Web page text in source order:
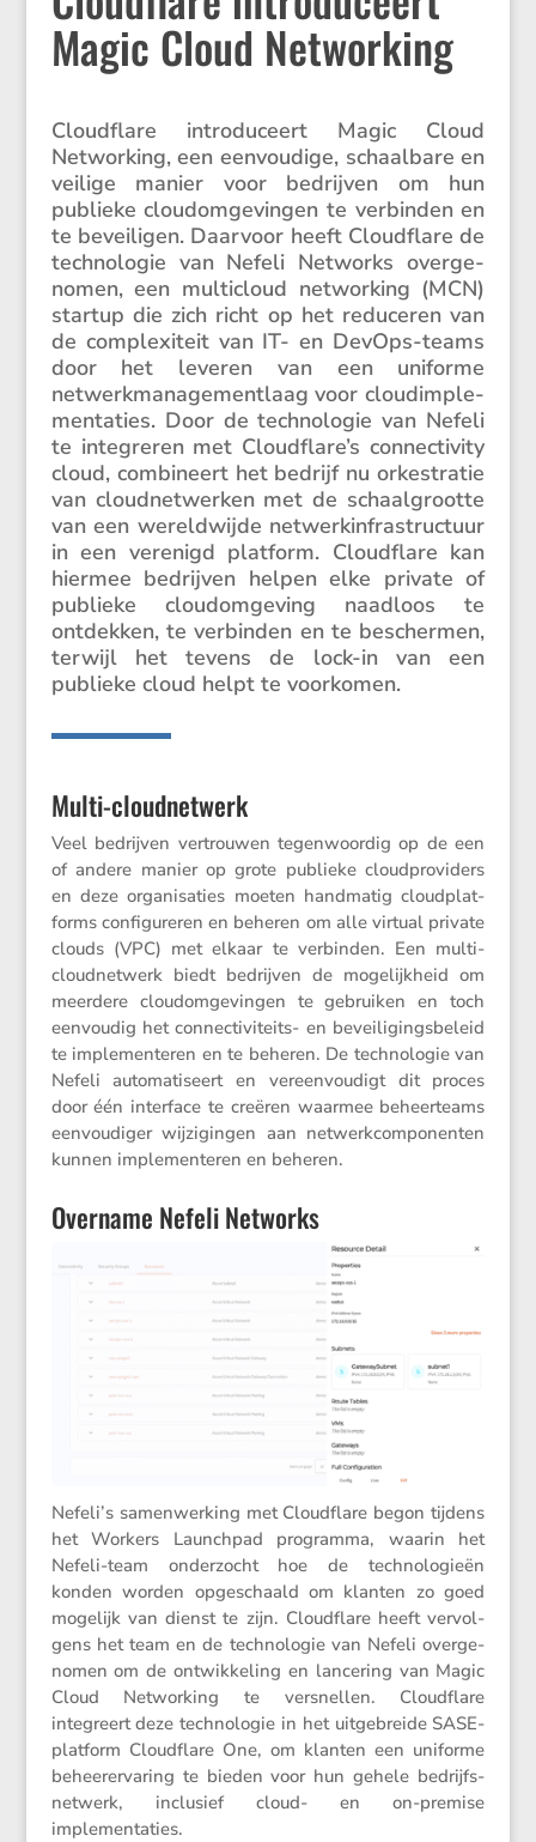
Magic Cloud Networking
Cloud­flare intro­du­ceert Magic Cloud
Networ­king, een eenvou­dige, schaal­bare en
veilige manier voor bedrijven om hun
publieke cloudom­ge­vingen te verbinden en
te bevei­ligen. Daarvoor heeft Cloud­flare de
techno­logie van Nefeli Networks overge­
nomen, een multi­cloud networ­king (MCN)
startup die zich richt op het reduceren van
de complexi­teit van IT- en DevOps-teams
door het leveren van een uniforme
netwerk­ma­na­ge­ment­laag voor cloud­im­ple­
men­ta­ties. Door de techno­logie van Nefeli
te integreren met Cloudflare’s connec­ti­vity
cloud, combi­neert het bedrijf nu orkestratie
van cloud­net­werken met de schaal­grootte
van een wereld­wijde netwer­k­in­fra­struc­tuur
in een verenigd platform. Cloud­flare kan
hiermee bedrijven helpen elke private of
publieke cloudom­ge­ving naadloos te
ontdekken, te verbinden en te beschermen,
terwijl het tevens de lock-in van een
publieke cloud helpt te voorkomen.
Multi-cloudnetwerk
Veel bedrijven vertrouwen tegen­woordig op de een
of andere manier op grote publieke cloud­pro­vi­ders
en deze organi­sa­ties moeten handmatig cloud­plat­
forms confi­gu­reren en beheren om alle virtual private
clouds (VPC) met elkaar te verbinden. Een multi-
cloud­net­werk biedt bedrijven de mogelijk­heid om
meerdere cloudom­ge­vingen te gebruiken en toch
eenvoudig het connec­ti­vi­teits- en bevei­li­gings­be­leid
te imple­men­teren en te beheren. De techno­logie van
Nefeli automa­ti­seert en vereen­vou­digt dit proces
door één inter­face te creëren waarmee beheer­teams
eenvou­diger wijzi­gingen aan netwerk­com­po­nenten
kunnen imple­men­teren en beheren.
Overname Nefeli Networks
Nefeli’s samen­wer­king met Cloud­flare begon tijdens
het Workers Launchpad programma, waarin het
Nefeli-team onder­zocht hoe de techno­lo­gieën
konden worden opgeschaald om klanten zo goed
mogelijk van dienst te zijn. Cloud­flare heeft vervol­
gens het team en de techno­logie van Nefeli overge­
nomen om de ontwik­ke­ling en lance­ring van Magic
Cloud Networ­king te versnellen. Cloud­flare
integreert deze techno­logie in het uitge­breide SASE-
platform Cloud­flare One, om klanten een uniforme
beheer­er­va­ring te bieden voor hun gehele bedrijfs­
net­werk, inclu­sief cloud- en on-premise
implementaties.